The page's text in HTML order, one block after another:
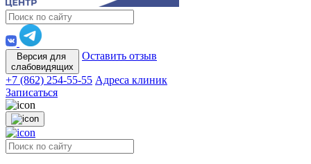
Версия для
слабовидящих
Оставить отзыв
+7 (862) 254-55-55 Адреса клиник
Записаться